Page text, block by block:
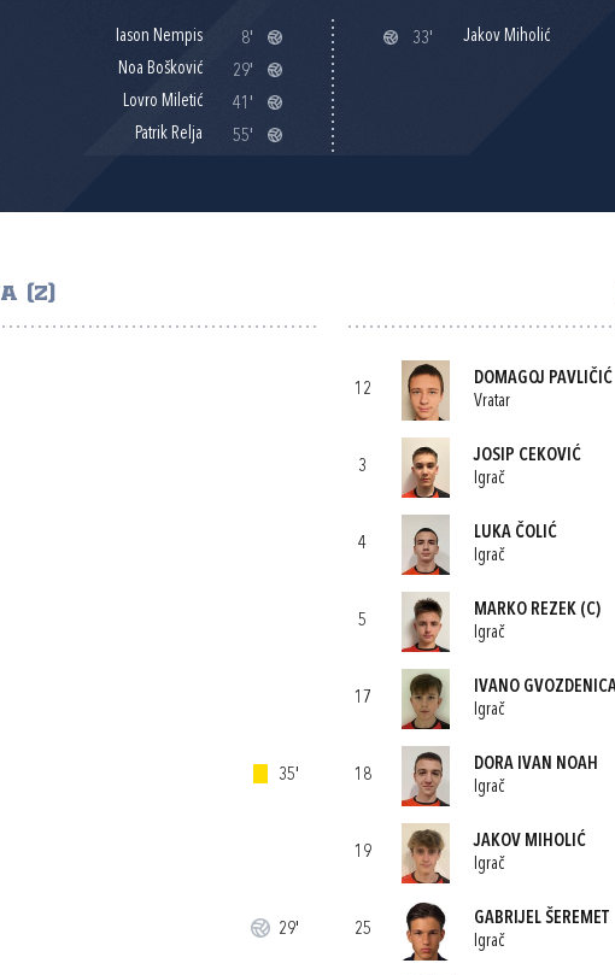
Iason Nempis
8'
Noa Bošković
29'
Lovro Miletić
41'
Patrik Relja
55'
33' Jakov Miholić
(Z)
35'
29'
12
DOMAGOJ PAVLIČIĆ
Vratar
3
JOSIP CEKOVIĆ
Igrač
4
LUKA ČOLIĆ
Igrač
5
MARKO REZEK(C)
Igrač
17
IVANO
Igrač
18
DORA IVAN NOAH
Igrač
19
JAKOV MIHOLIĆ
Igrač
25
GABRIJEL ŠEREMET
Igrač